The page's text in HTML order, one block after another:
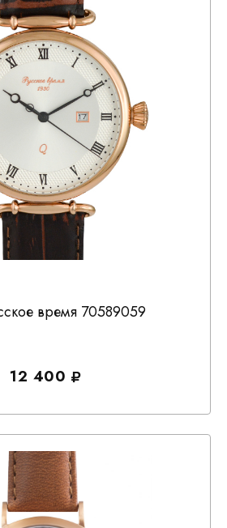
время 70589059
12 400